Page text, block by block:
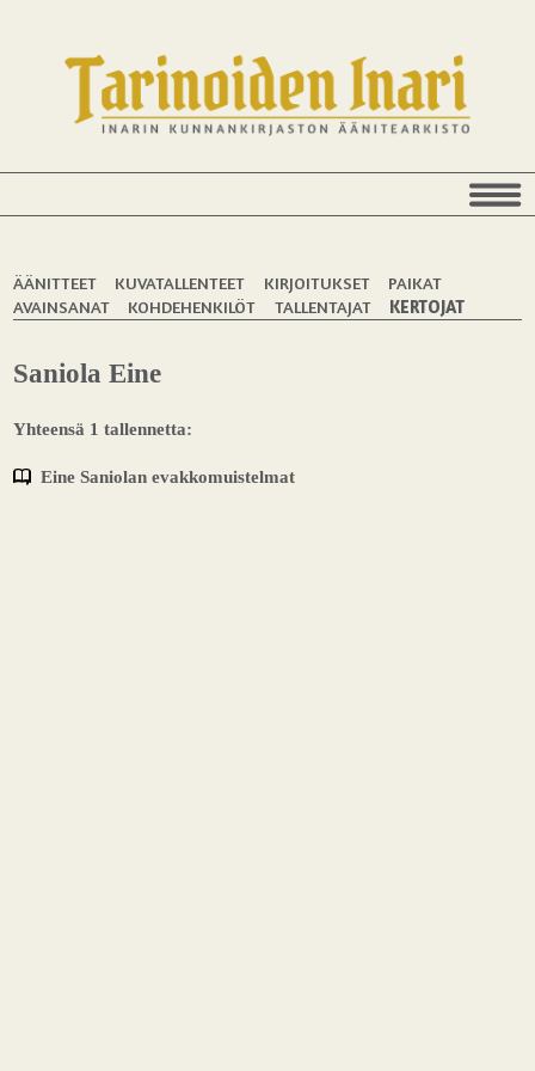
ÄÄNITTEET KUVATALLENTEET KIRJOITUKSET
PAIKAT
AVAINSANAT
KOHDEHENKILÖT TALLENTAJAT KERTOJAT
Saniola Eine
Yhteensä 1 tallennetta:
Eine Saniolan evakkomuistelmat